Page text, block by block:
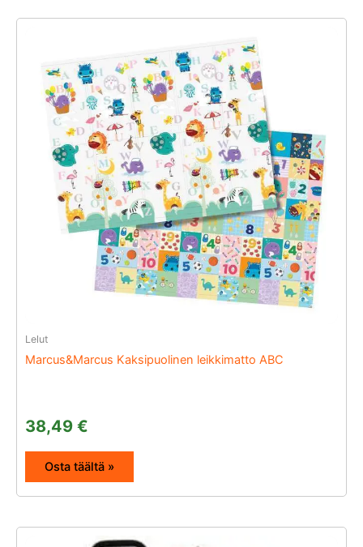
Lelut
Marcus&Marcus Kaksipuolinen leikkimatto ABC
38,49 €
Osta täältä »